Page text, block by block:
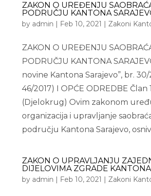
ZAKON O UREĐENJU
PODRUČJU KANTONA
by admin | Feb 10, 2021 | Zakoni
ZAKON O UREĐENJU
PODRUČJU KANTONA
novine Kantona Sarajevo”, br. 30/
46/2017) I OPĆE ODREDBE Član 1
(Djelokrug) Ovim zakonom
organizacija i upravljanje
području Kantona Sarajevo,
ZAKON O UPRAVLJANJU
DIJELOVIMA ZGRADE
by admin | Feb 10, 2021 | Zakoni